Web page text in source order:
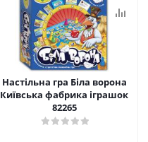
Настільна гра Біла ворона
Київська фабрика іграшок
82265